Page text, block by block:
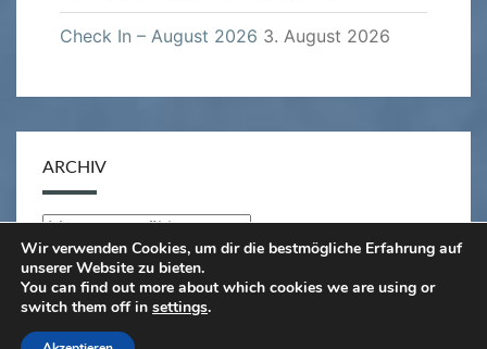
Check In – August 2026 3. August 2026
ARCHIV
Archiv
© 2026|Stolz präsentiert von
Wir verwenden Cookies, um dir die bestmögliche Erfahrung auf
unserer Website zu bieten.
You can find out more about which cookies we are using or
switch them off in settings.